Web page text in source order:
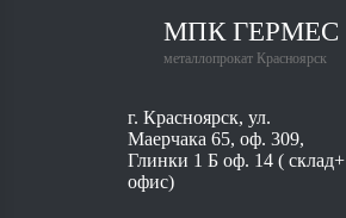
МПК ГЕРМЕС
металлопрокат Красноярск
г. Красноярск, ул.
Маерчака 65, оф. 309,
Глинки 1 Б оф. 14 ( склад+
офис)